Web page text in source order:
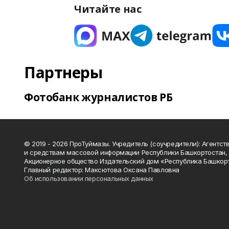
Читайте нас
Партнеры
Фотобанк журналистов РБ
© 2019 - 2026 ПроТуймазы. Учредитель (соучредители):
и средствам массовой информации Республики Башкортостан,
Акционерное общество Издательский дом «Республика
Главный редактор: Максютова Оксана Павловна
Об использовании персональных данных